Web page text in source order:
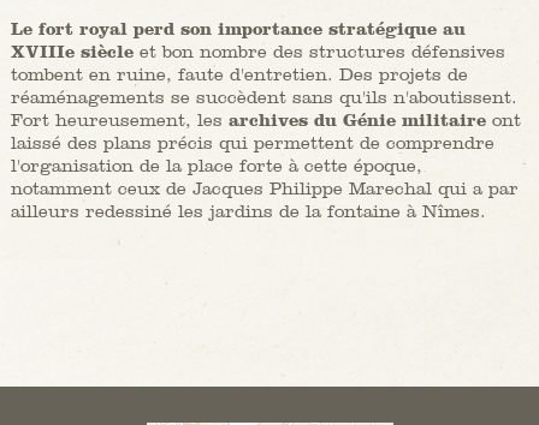
Le fort royal perd son importance stratégique au
XVIIIe siècleet bon nombre des structures défensives
tombent en ruine, faute d'entretien. Des projets de
réaménagements se succèdent sans qu'ils n'aboutissent.
Fort heureusement, les archives du Génie militaireont
laissé des plans précis qui permettent de comprendre
l'organisation de la place forte à cette époque,
notamment ceux de Jacques Philippe Marechal qui a par
ailleurs redessiné les jardins de la fontaine à Nîmes.